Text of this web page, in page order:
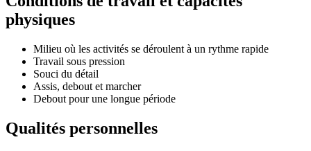
physiques
Milieu où les activités se déroulent à un rythme rapide
Travail sous pression
Souci du détail
Assis, debout et marcher
Debout pour une longue période
Qualités personnelles